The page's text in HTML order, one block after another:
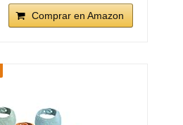
Comprar en Amazon